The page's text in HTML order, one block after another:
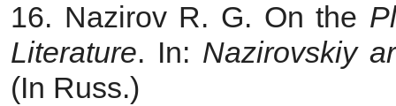
16. Nazirov R. G. On the
Literature. In: Nazirovskiy
(In Russ.)